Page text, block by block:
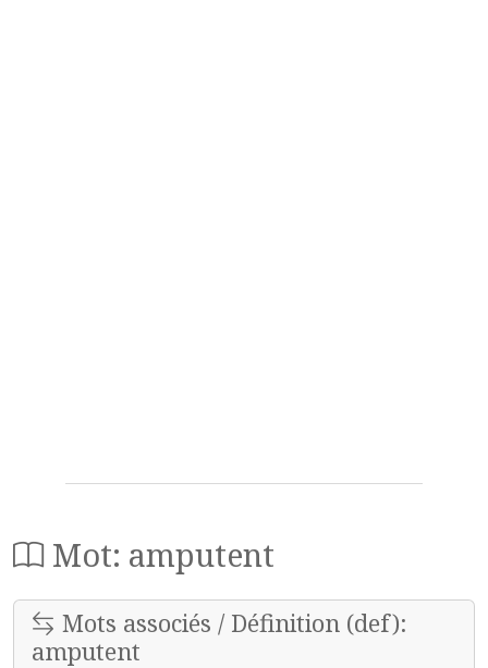
Mot: amputent
Mots associés / Définition (def):
amputent